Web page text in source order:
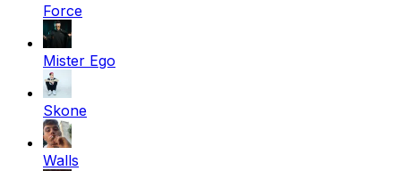
Force
Mister Ego
Skone
Walls